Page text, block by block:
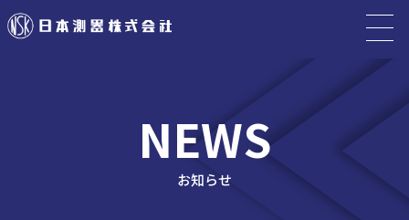
NEWS
お知らせ